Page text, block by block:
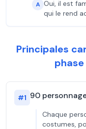
A Oui, il est
qui le rend
Principales
#1 90
Chaque
costumes,